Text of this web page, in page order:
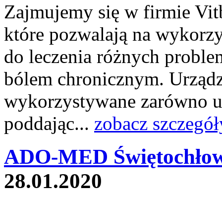
Zajmujemy się w firmie
które pozwalają na
do leczenia różnych
bólem chronicznym.
wykorzystywane zarówno
poddając... zobacz
ADO-MED
28.01.2020